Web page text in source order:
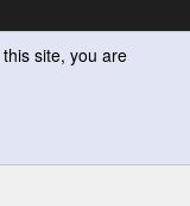
site, you are